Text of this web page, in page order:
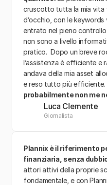
Plannix è il riferimento
finanziaria, senza
attori attivi della proprie
fondamentale, e con
cruscotto tutta la mia vita
d’occhio, con le keywords
entrato nel pieno
non sono a livello
pratico.  Dopo un breve
l’assistenza è efficiente e
andava della mia asset
e reso tutto più efficiente.
probabilmente non me
Luca Clemente
Giornalista